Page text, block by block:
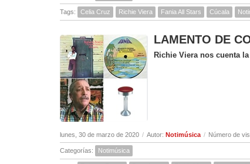
Tags: Celia Cruz Richie Viera Fania All Stars Cúcala
LAMENTO DE
Richie Viera nos cuenta
lunes, 30 de marzo de 2020 / Autor: Notimúsica / Número de
Categorías: Notimúsica